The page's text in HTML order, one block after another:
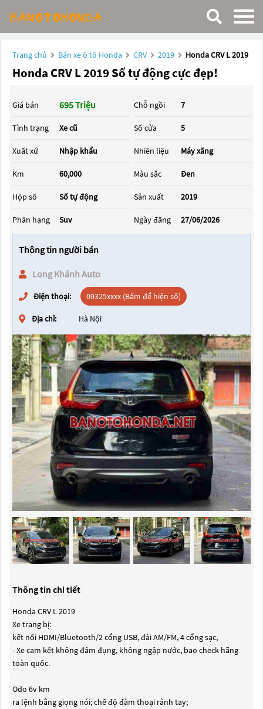
Trang chủ Bán xe ô tô Honda CRV 2019 Honda CRV L 2019
Honda CRV L 2019 Số tự động cực đẹp!
Giá bán 695 Triệu
Tình trạng Xe cũ
Xuất xứ Nhập khẩu
Km 60,000
Hộp số Số tự động
Phân hạng Suv
Chỗ ngồi 7
Số cửa 5
Nhiên liệu Máy xăng
Màu sắc Đen
Sản xuất 2019
Ngày đăng 27/06/2026
Thông tin người bán
Long Khánh Auto
Điện thoại: 09325xxxx (Bấm để hiện số)
Địa chỉ: Hà Nội
Thông tin chi tiết
Honda CRV L 2019
Xe trang bị:
kết nối HDMI/Bluetooth/2 cổng USB, đài AM/FM, 4 cổng sạc,
- Xe cam kết không đâm đụng, không ngập nước, bao check hãng
toàn quốc.
Odo 6v km
ra lệnh bằng giọng nói; chế độ đàm thoại rảnh tay;